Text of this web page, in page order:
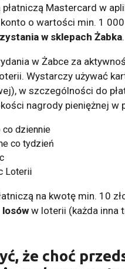
Mastercard w
o wartości min. 1
w sklepach Żabka.
w Żabce za
Wystarczy używać
w szczególności do
nagrody pieniężnej w
co dziennie
co tydzień
Loterii
na kwotę min. 10
losóww loterii (każda inna
że choć